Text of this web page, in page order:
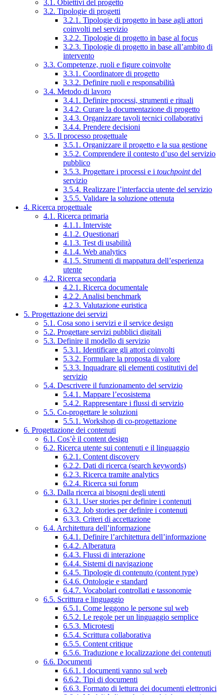
3.1. Obiettivi del progetto
3.2. Tipologie di progetti
3.2.1. Tipologie di progetto in base agli attori
coinvolti nel servizio
3.2.2. Tipologie di progetto in base al focus
3.2.3. Tipologie di progetto in base all’ambito di
intervento
3.3. Competenze, ruoli e figure coinvolte
3.3.1. Coordinatore di progetto
3.3.2. Definire ruoli e responsabilità
3.4. Metodo di lavoro
3.4.1. Definire processi, strumenti e rituali
3.4.2. Curare la documentazione di progetto
3.4.3. Organizzare tavoli tecnici collaborativi
3.4.4. Prendere decisioni
3.5. Il processo progettuale
3.5.1. Organizzare il progetto e la sua gestione
3.5.2. Comprendere il contesto d’uso del servizio
pubblico
3.5.3. Progettare i processi e i touchpointdel
servizio
3.5.4. Realizzare l’interfaccia utente del servizio
3.5.5. Validare la soluzione ottenuta
4. Ricerca progettuale
4.1. Ricerca primaria
4.1.1. Interviste
4.1.2. Questionari
4.1.3. Test di usabilità
4.1.4. Web analytics
4.1.5. Strumenti di mappatura dell’esperienza
utente
4.2. Ricerca secondaria
4.2.1. Ricerca documentale
4.2.2. Analisi benchmark
4.2.3. Valutazione euristica
5. Progettazione dei servizi
5.1. Cosa sono i servizi e il service design
5.2. Progettare servizi pubblici digitali
5.3. Definire il modello di servizio
5.3.1. Identificare gli attori coinvolti
5.3.2. Formulare la proposta di valore
5.3.3. Inquadrare gli elementi costitutivi del
servizio
5.4. Descrivere il funzionamento del servizio
5.4.1. Mappare l’ecosistema
5.4.2. Rappresentare i flussi di servizio
5.5. Co-progettare le soluzioni
5.5.1. Workshop di co-progettazione
6. Progettazione dei contenuti
6.1. Cos’è il content design
6.2. Ricerca utente sui contenuti e il linguaggio
6.2.1. Content discovery
6.2.2. Dati di ricerca (search keywords)
6.2.3. Ricerca tramite analytics
6.2.4. Ricerca sui forum
6.3. Dalla ricerca ai bisogni degli utenti
6.3.1. User stories per definire i contenuti
6.3.2. Job stories per definire i contenuti
6.3.3. Criteri di accettazione
6.4. Architettura dell’informazione
6.4.1. Definire l’architettura dell’informazione
6.4.2. Alberatura
6.4.3. Flussi di interazione
6.4.4. Sistemi di navigazione
6.4.5. Tipologie di contenuto (content type)
6.4.6. Ontologie e standard
6.4.7. Vocabolari controllati e tassonomie
6.5. Scrittura e linguaggio
6.5.1. Come leggono le persone sul web
6.5.2. Le regole per un linguaggio semplice
6.5.3. Microtesti
6.5.4. Scrittura collaborativa
6.5.5. Content critique
6.5.6. Traduzione e localizzazione dei contenuti
6.6. Documenti
6.6.1. I documenti vanno sul web
6.6.2. Tipi di documenti
6.6.3. Formato di lettura dei documenti elettronici